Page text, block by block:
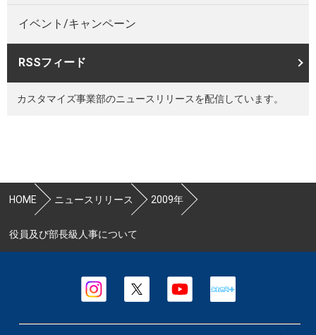
イベント/キャンペーン
RSSフィード
カスタマイズ事業部のニュースリリースを配信しています。
HOME ニュースリリース 2009年
役員及び部長級人事について